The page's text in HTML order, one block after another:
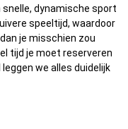
snelle, dynamische sport
speeltijd, waardoor
je misschien zou
tijd je moet reserveren
we alles duidelijk